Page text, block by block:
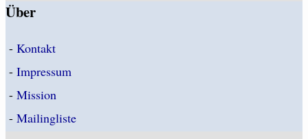
Über
- Kontakt
- Impressum
- Mission
- Mailingliste